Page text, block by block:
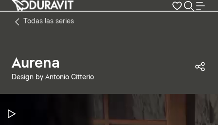
Todas las series
Aurena
Design by Antonio Citterio
Pausar vídeo